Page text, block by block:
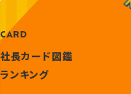
CARD
社長カード図鑑
ランキング